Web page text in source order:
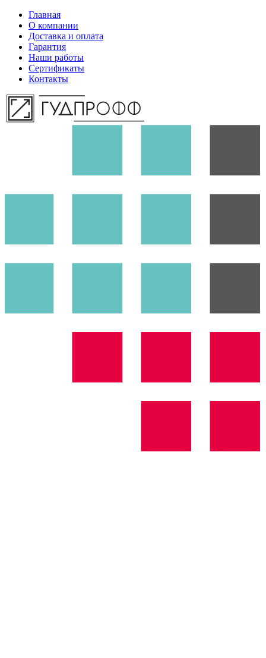
Главная
О компании
Доставка и оплата
Гарантия
Наши работы
Сертификаты
Контакты